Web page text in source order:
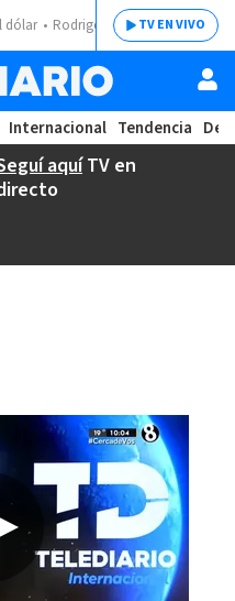
dólar Rodrigo ChavesTV EN VIVO
Internacional Tendencia
aquíTV en